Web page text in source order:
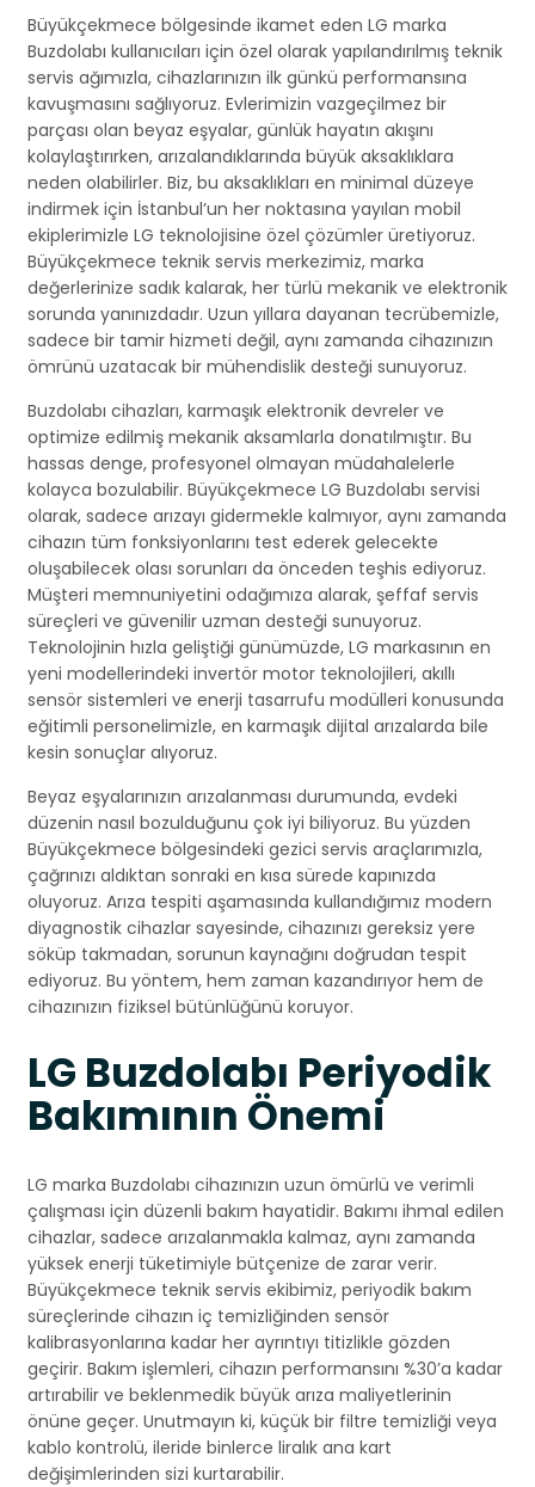
Büyükçekmece bölgesinde ikamet eden LG marka
Buzdolabı kullanıcıları için özel olarak yapılandırılmış teknik
servis ağımızla, cihazlarınızın ilk günkü performansına
kavuşmasını sağlıyoruz. Evlerimizin vazgeçilmez bir
parçası olan beyaz eşyalar, günlük hayatın akışını
kolaylaştırırken, arızalandıklarında büyük aksaklıklara
neden olabilirler. Biz, bu aksaklıkları en minimal düzeye
indirmek için İstanbul’un her noktasına yayılan mobil
ekiplerimizle LG teknolojisine özel çözümler üretiyoruz.
Büyükçekmece teknik servis merkezimiz, marka
değerlerinize sadık kalarak, her türlü mekanik ve elektronik
sorunda yanınızdadır. Uzun yıllara dayanan tecrübemizle,
sadece bir tamir hizmeti değil, aynı zamanda cihazınızın
ömrünü uzatacak bir mühendislik desteği sunuyoruz.
Buzdolabı cihazları, karmaşık elektronik devreler ve
optimize edilmiş mekanik aksamlarla donatılmıştır. Bu
hassas denge, profesyonel olmayan müdahalelerle
kolayca bozulabilir. Büyükçekmece LG Buzdolabı servisi
olarak, sadece arızayı gidermekle kalmıyor, aynı zamanda
cihazın tüm fonksiyonlarını test ederek gelecekte
oluşabilecek olası sorunları da önceden teşhis ediyoruz.
Müşteri memnuniyetini odağımıza alarak, şeffaf servis
süreçleri ve güvenilir uzman desteği sunuyoruz.
Teknolojinin hızla geliştiği günümüzde, LG markasının en
yeni modellerindeki invertör motor teknolojileri, akıllı
sensör sistemleri ve enerji tasarrufu modülleri konusunda
eğitimli personelimizle, en karmaşık dijital arızalarda bile
kesin sonuçlar alıyoruz.
Beyaz eşyalarınızın arızalanması durumunda, evdeki
düzenin nasıl bozulduğunu çok iyi biliyoruz. Bu yüzden
Büyükçekmece bölgesindeki gezici servis araçlarımızla,
çağrınızı aldıktan sonraki en kısa sürede kapınızda
oluyoruz. Arıza tespiti aşamasında kullandığımız modern
diyagnostik cihazlar sayesinde, cihazınızı gereksiz yere
söküp takmadan, sorunun kaynağını doğrudan tespit
ediyoruz. Bu yöntem, hem zaman kazandırıyor hem de
cihazınızın fiziksel bütünlüğünü koruyor.
LG Buzdolabı Periyodik
Bakımının Önemi
LG marka Buzdolabı cihazınızın uzun ömürlü ve verimli
çalışması için düzenli bakım hayatidir. Bakımı ihmal edilen
cihazlar, sadece arızalanmakla kalmaz, aynı zamanda
yüksek enerji tüketimiyle bütçenize de zarar verir.
Büyükçekmece teknik servis ekibimiz, periyodik bakım
süreçlerinde cihazın iç temizliğinden sensör
kalibrasyonlarına kadar her ayrıntıyı titizlikle gözden
geçirir. Bakım işlemleri, cihazın performansını %30’a kadar
artırabilir ve beklenmedik büyük arıza maliyetlerinin
önüne geçer. Unutmayın ki, küçük bir filtre temizliği veya
kablo kontrolü, ileride binlerce liralık ana kart
değişimlerinden sizi kurtarabilir.